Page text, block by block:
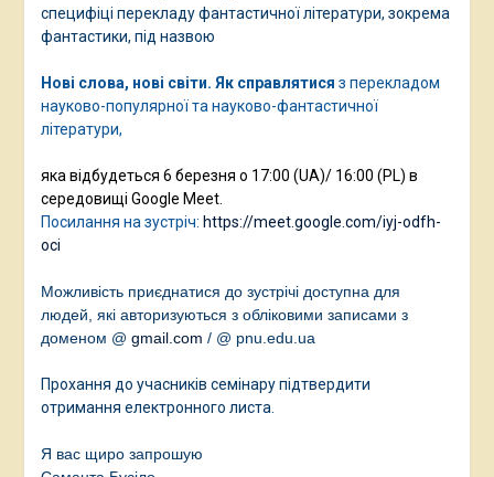
специфіці перекладу фантастичної літератури, зокрема
фантастики, під назвою
Нові слова, нові світи. Як справлятися з перекладом
науково-популярної та науково-фантастичної
літератури,
яка відбудеться 6 березня о 17:00 (UA)/ 16:00 (PL) в
середовищі Google Meet.
Посилання на зустріч: https://meet.google.com/iyj-odfh-
oci
Можливість приєднатися до зустрічі доступна для
людей, які авторизуються з обліковими записами з
доменом @ gmail.com / @ pnu.edu.ua
Прохання до учасників семінару підтвердити
отримання електронного листа.
Я вас щиро запрошую